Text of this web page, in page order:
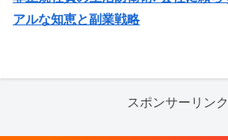
アルな知恵と副業戦略
スポンサーリンク